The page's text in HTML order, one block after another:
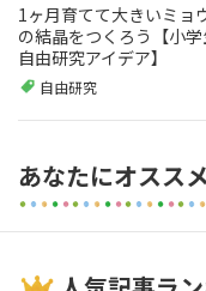
1ヶ月育てて大きいミョ
の結晶をつくろう【小学
自由研究アイデア】
自由研究
あなたにオスス